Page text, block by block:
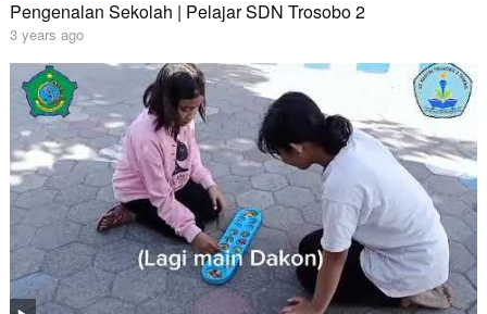
Pengenalan Sekolah | Pelajar SDN Trosobo 2
3 years ago